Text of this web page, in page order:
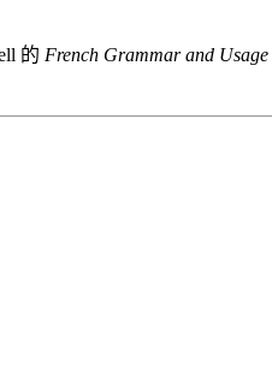
的 French Grammar and Usage